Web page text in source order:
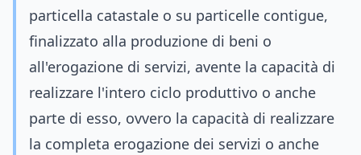
particella catastale o su particelle contigue,
finalizzato alla produzione di beni o
all'erogazione di servizi, avente la capacità di
realizzare l'intero ciclo produttivo o anche
parte di esso, ovvero la capacità di realizzare
la completa erogazione dei servizi o anche